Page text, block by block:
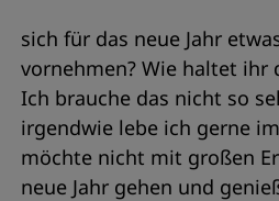
sich für das neue Jahr
vornehmen? Wie haltet ihr
Ich brauche das nicht so
irgendwie lebe ich gerne
möchte nicht mit großen
neue Jahr gehen und